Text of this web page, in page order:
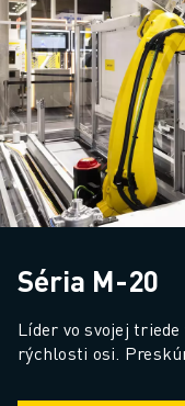
Séria M-20
Líder vo svojej
rýchlosti osi.